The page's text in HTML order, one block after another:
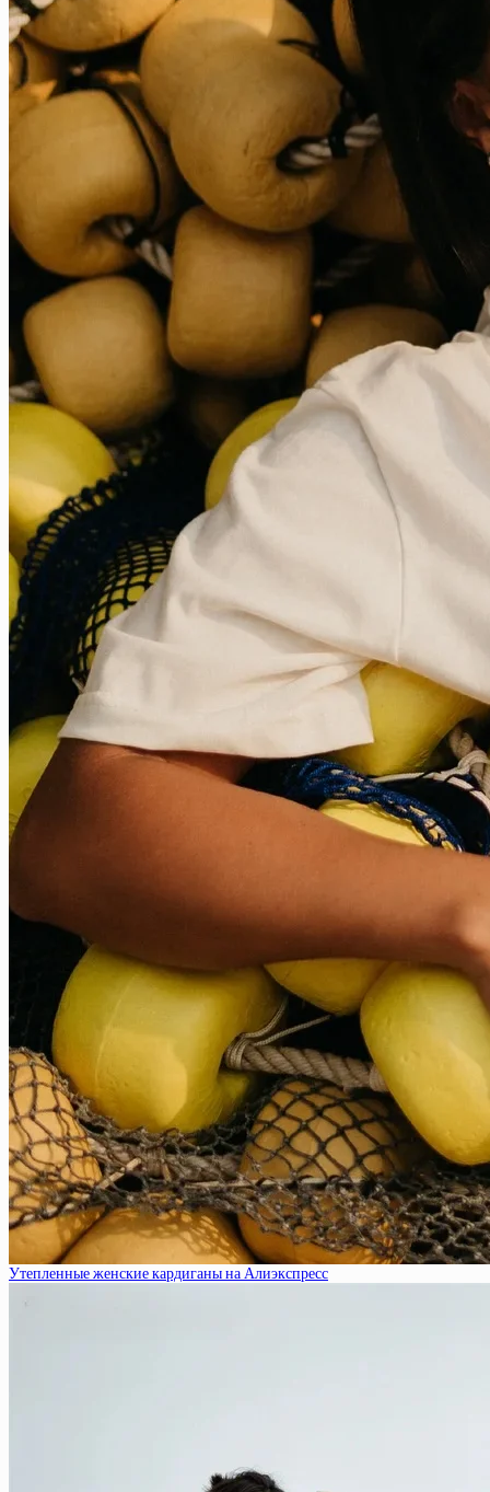
Утепленные женские кардиганы на Алиэкспресс